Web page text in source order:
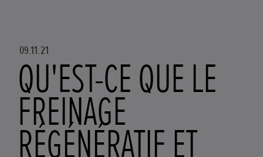
09.11.21
QU'EST-CE QUE LE
FREINAGE
RÉGÉNÉRATIF ET